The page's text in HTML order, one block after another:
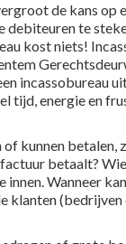
de kans
debiteuren te
kost niets!
incassobureau
tijd, energie en
kunnen betalen,
betaalt?
Wanneer kan
klanten